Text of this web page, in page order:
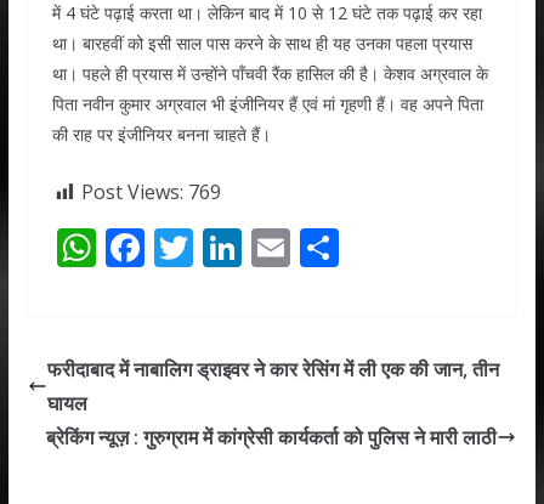
में 4 घंटे पढ़ाई करता था। लेकिन बाद में 10 से 12 घंटे तक पढ़ाई कर रहा
था। बारहवीं को इसी साल पास करने के साथ ही यह उनका पहला प्रयास
था। पहले ही प्रयास में उन्होंने पाँचवी रैंक हासिल की है। केशव अग्रवाल के
पिता नवीन कुमार अग्रवाल भी इंजीनियर हैं एवं मां गृहणी हैं। वह अपने पिता
की राह पर इंजीनियर बनना चाहते हैं।
Post Views: 769
W
s
p
F
b
o
T
er
Li
e
n
E
l
S
e
फरीदाबाद में नाबालिग ड्राइवर ने कार रेसिंग में ली एक की जान, तीन
घायल
ब्रेकिंग न्यूज़ : गुरुग्राम में कांग्रेसी कार्यकर्ता को पुलिस ने मारी लाठी